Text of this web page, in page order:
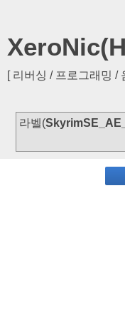
[ 리버싱 / 프로그래밍 /
라벨(